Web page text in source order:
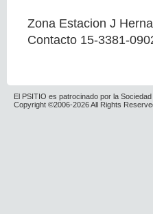
Zona Estacion J
Contacto 15-3381-
El PSITIO es patrocinado por la
Copyright ©2006-2026 All Rights